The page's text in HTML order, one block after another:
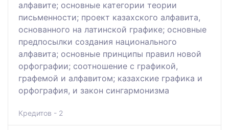
алфавите; основные категории теории
письменности; проект казахского алфавита,
основанного на латинской графике; основные
предпосылки создания национального
алфавита; основные принципы правил новой
орфографии; соотношение с графикой,
графемой и алфавитом; казахские графика и
орфография, и закон сингармонизма
Кредитов - 2